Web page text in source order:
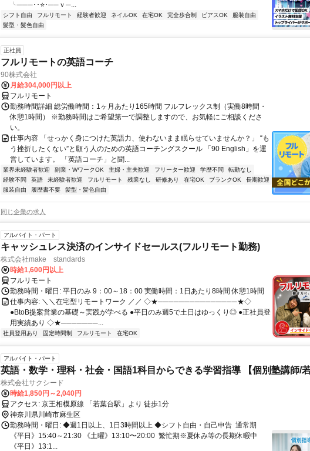
╰───･･⭐･──ｖ─...
シフト自由 フルリモート 経験者歓迎 ネイルOK 在宅OK 完全歩合制 ピアスOK
服装自由
髪型・髪色自由
正社員
フルリモートの英語コーチ
90株式会社
月給304,000円以上
フルリモート
勤務時間詳細 総労働時間：1ヶ月あたり165時間 フルフレックス制（実働8時間・
休憩1時間） ※勤務時間はご希望第一で調整しますので、お気軽にご相談くださ
い。
仕事内容 「せっかく身につけた英語力、使わないまま眠らせていませんか？」 “も
う挫折したくない”と願う人のための英語コーチングスクール 「90 English」を運
営しています。 「英語コーチ」と聞...
業界未経験者歓迎 副業・WワークOK 主婦・主夫歓迎 フリーター歓迎 学歴不問
転勤なし
経験不問
英語 未経験者歓迎 フルリモート 残業なし 研修あり 在宅OK ブランクOK
長期歓迎
服装自由
履歴書不要 髪型・髪色自由
同じ企業の求人
アルバイト・パート
キャッシュレス決済のインサイドセールス(フルリモート勤務)
株式会社make standards
時給1,600円以上
フルリモート
勤務時間・曜日: 平日のみ 9：00～18：00 実働時間：1日あたり8時間 休憩1時間
仕事内容: ＼＼在宅型リモートワーク ／／ ◇★───────────────★◇
●BtoB提案営業の基礎～実践が学べる ●平日のみ週5で土日はゆっくり◎ ●正社員登
用実績あり ◇★───────...
社員登用あり 固定時間制 フルリモート 在宅OK
アルバイト・パート
英語・数学・理科・社会・国語1科目からできる学習指導 【個別塾講師/
株式会社サクシード
時給1,850円～2,040円
アクセス: 京王相模原線 「若葉台駅」より 徒歩1分
神奈川県川崎市麻生区
勤務時間・曜日: ◆週1日以上、1日3時間以上 ◆シフト自由・自己申告 ㅤ 通常期
《平日》15:40～21:30 《土曜》13:10〜20:00 ㅤ 繁忙期※夏休み等の長期休暇中
《平日》13:1...